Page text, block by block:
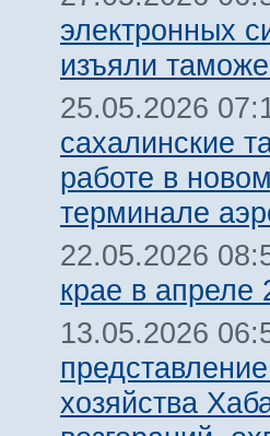
электронных
изъяли
25.05.2026
сахалинские
работе в
терминале
22.05.2026
крае в апреле
13.05.2026
хозяйства